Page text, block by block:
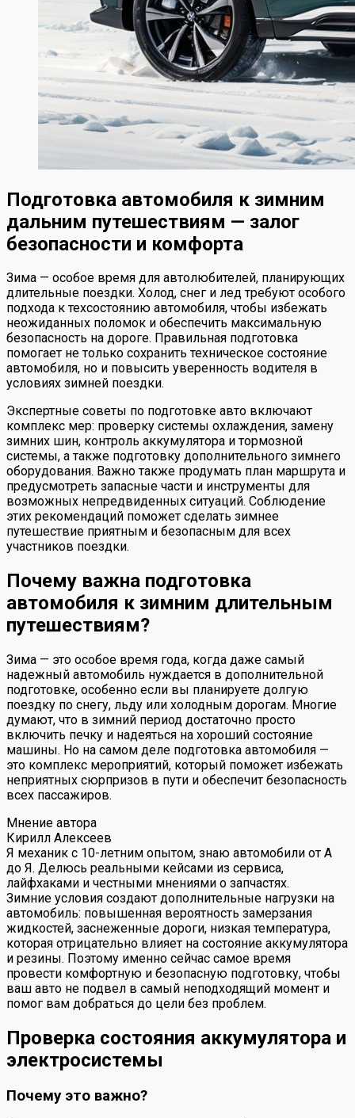
Подготовка автомобиля к зимним
дальним путешествиям — залог
безопасности и комфорта
Зима — особое время для автолюбителей, планирующих
длительные поездки. Холод, снег и лед требуют особого
подхода к техсостоянию автомобиля, чтобы избежать
неожиданных поломок и обеспечить максимальную
безопасность на дороге. Правильная подготовка
помогает не только сохранить техническое состояние
автомобиля, но и повысить уверенность водителя в
условиях зимней поездки.
Экспертные советы по подготовке авто включают
комплекс мер: проверку системы охлаждения, замену
зимних шин, контроль аккумулятора и тормозной
системы, а также подготовку дополнительного зимнего
оборудования. Важно также продумать план маршрута и
предусмотреть запасные части и инструменты для
возможных непредвиденных ситуаций. Соблюдение
этих рекомендаций поможет сделать зимнее
путешествие приятным и безопасным для всех
участников поездки.
Почему важна подготовка
автомобиля к зимним длительным
путешествиям?
Зима — это особое время года, когда даже самый
надежный автомобиль нуждается в дополнительной
подготовке, особенно если вы планируете долгую
поездку по снегу, льду или холодным дорогам. Многие
думают, что в зимний период достаточно просто
включить печку и надеяться на хороший состояние
машины. Но на самом деле подготовка автомобиля —
это комплекс мероприятий, который поможет избежать
неприятных сюрпризов в пути и обеспечит безопасность
всех пассажиров.
Мнение автора
Кирилл Алексеев
Я механик с 10-летним опытом, знаю автомобили от А
до Я. Делюсь реальными кейсами из сервиса,
лайфхаками и честными мнениями о запчастях.
Зимние условия создают дополнительные нагрузки на
автомобиль: повышенная вероятность замерзания
жидкостей, заснеженные дороги, низкая температура,
которая отрицательно влияет на состояние аккумулятора
и резины. Поэтому именно сейчас самое время
провести комфортную и безопасную подготовку, чтобы
ваш авто не подвел в самый неподходящий момент и
помог вам добраться до цели без проблем.
Проверка состояния аккумулятора и
электросистемы
Почему это важно?